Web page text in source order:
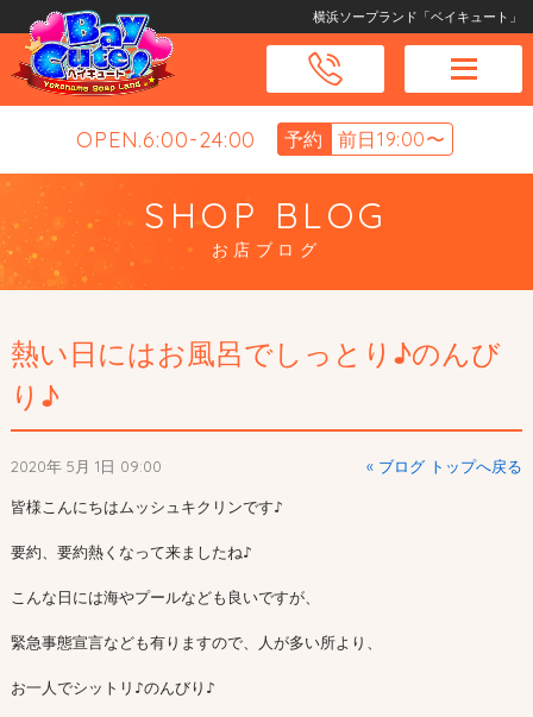
横浜ソープランド「ベイキュート」
OPEN.6:00-24:00 予約 前日19:00〜
SHOP BLOG
お店ブログ
熱い日にはお風呂でしっとり♪のんび
り♪
2020年 5月 1日 09:00 « ブログ トップへ戻る
皆様こんにちはムッシュキクリンです♪
要約、要約熱くなって来ましたね♪
こんな日には海やプールなども良いですが、
緊急事態宣言なども有りますので、人が多い所より、
お一人でシットリ♪のんびり♪